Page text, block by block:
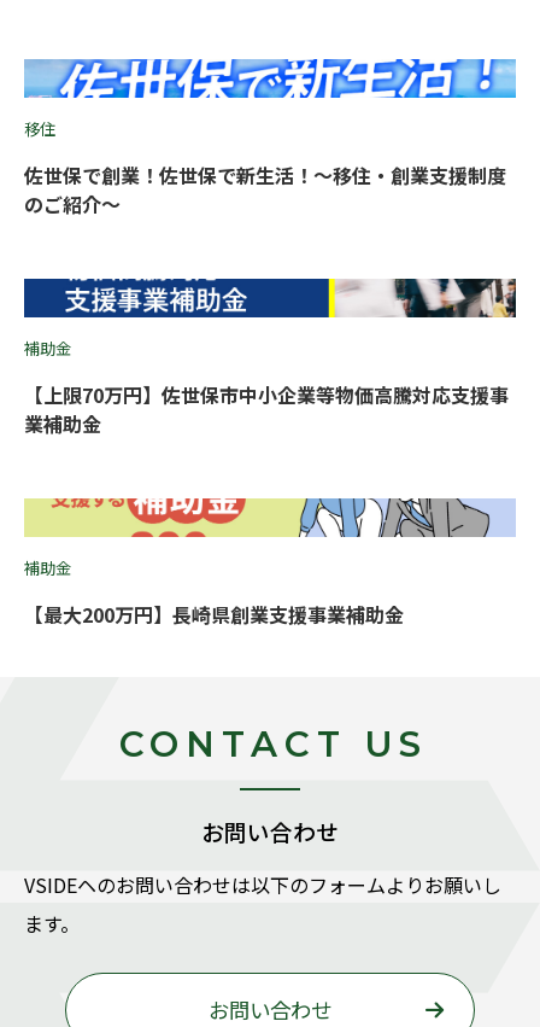
移住
佐世保で創業！佐世保で新生活！〜移住・創業支援制度
のご紹介〜
補助金
【上限70万円】佐世保市中小企業等物価高騰対応支援事
業補助金
補助金
【最大200万円】長崎県創業支援事業補助金
CONTACT US
お問い合わせ
VSIDEヘのお問い合わせは以下のフォームよりお願いし
ます。
お問い合わせ